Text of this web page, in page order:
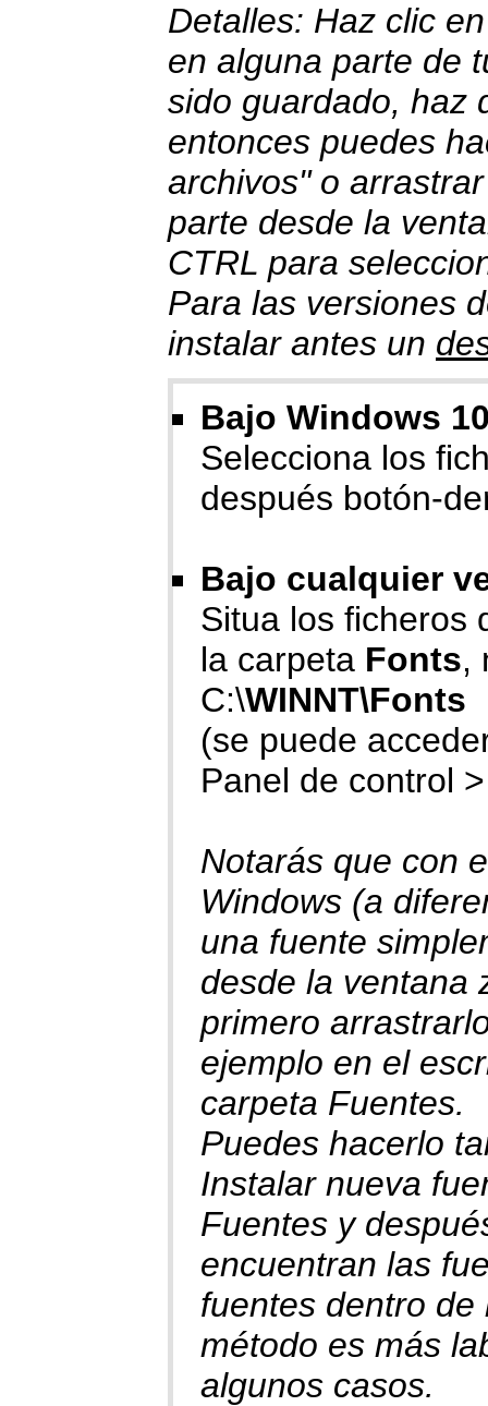
Detalles: Haz clic
en alguna parte de
sido guardado, haz
entonces puedes
archivos" o
parte desde la
CTRL para
Para las versiones
instalar antes un
Bajo Windows
Selecciona los
después botón-
Bajo cualquier
Situa los ficheros
la carpeta Fonts,
C:\WINNT\Fonts
(se puede
Panel de control
Notarás que con
Windows (a
una fuente
desde la ventana
primero
ejemplo en el
carpeta Fuentes.
Puedes hacerlo
Instalar nueva
Fuentes y
encuentran las
fuentes dentro de
método es más
algunos casos.